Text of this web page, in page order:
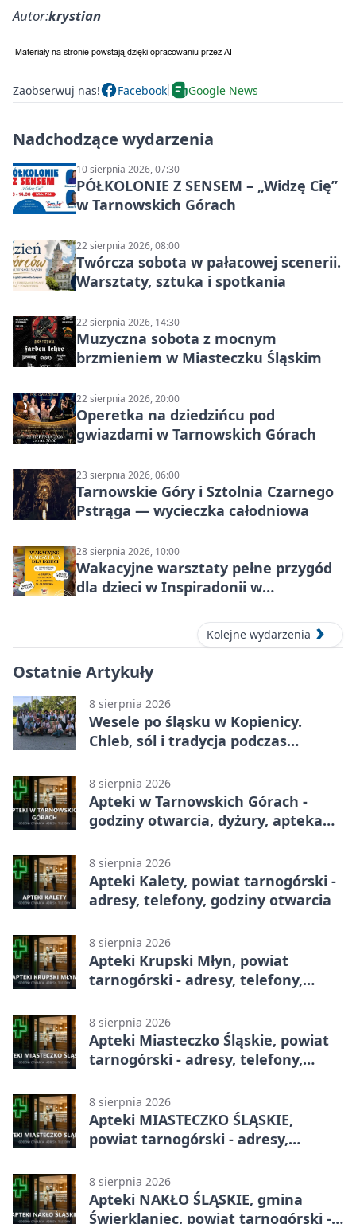
Autor:krystian
Zaobserwuj nas! Facebook Google News
Nadchodzące wydarzenia
10 sierpnia 2026, 07:30
PÓŁKOLONIE Z SENSEM – „Widzę Cię”
w Tarnowskich Górach
22 sierpnia 2026, 08:00
Twórcza sobota w pałacowej scenerii.
Warsztaty, sztuka i spotkania
22 sierpnia 2026, 14:30
Muzyczna sobota z mocnym
brzmieniem w Miasteczku Śląskim
22 sierpnia 2026, 20:00
Operetka na dziedzińcu pod
gwiazdami w Tarnowskich Górach
23 sierpnia 2026, 06:00
Tarnowskie Góry i Sztolnia Czarnego
Pstrąga — wycieczka całodniowa
28 sierpnia 2026, 10:00
Wakacyjne warsztaty pełne przygód
dla dzieci w Inspiradonii w
Kolejne wydarzenia
Ostatnie Artykuły
8 sierpnia 2026
Wesele po śląsku w Kopienicy.
Chleb, sól i tradycja podczas
8 sierpnia 2026
Apteki w Tarnowskich Górach -
godziny otwarcia, dyżury, apteka
8 sierpnia 2026
Apteki Kalety, powiat tarnogórski -
adresy, telefony, godziny otwarcia
8 sierpnia 2026
Apteki Krupski Młyn, powiat
tarnogórski - adresy, telefony,
8 sierpnia 2026
Apteki Miasteczko Śląskie, powiat
tarnogórski - adresy, telefony,
8 sierpnia 2026
Apteki MIASTECZKO ŚLĄSKIE,
powiat tarnogórski - adresy,
8 sierpnia 2026
Apteki NAKŁO ŚLĄSKIE, gmina
Świerklaniec, powiat tarnogórski -